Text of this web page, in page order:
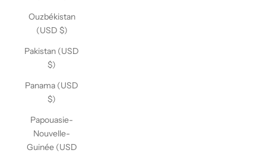
Ouzbékistan
(USD $)
Pakistan (USD
$)
Panama (USD
$)
Papouasie-
Nouvelle-
Guinée (USD